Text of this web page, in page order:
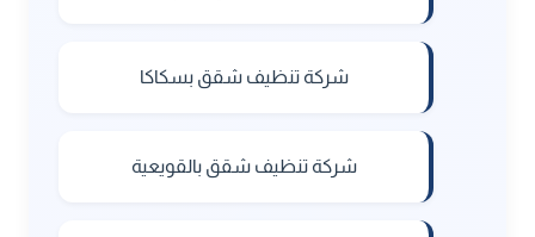
شركة تنظيف شقق بسكاكا
شركة تنظيف شقق بالقويعية